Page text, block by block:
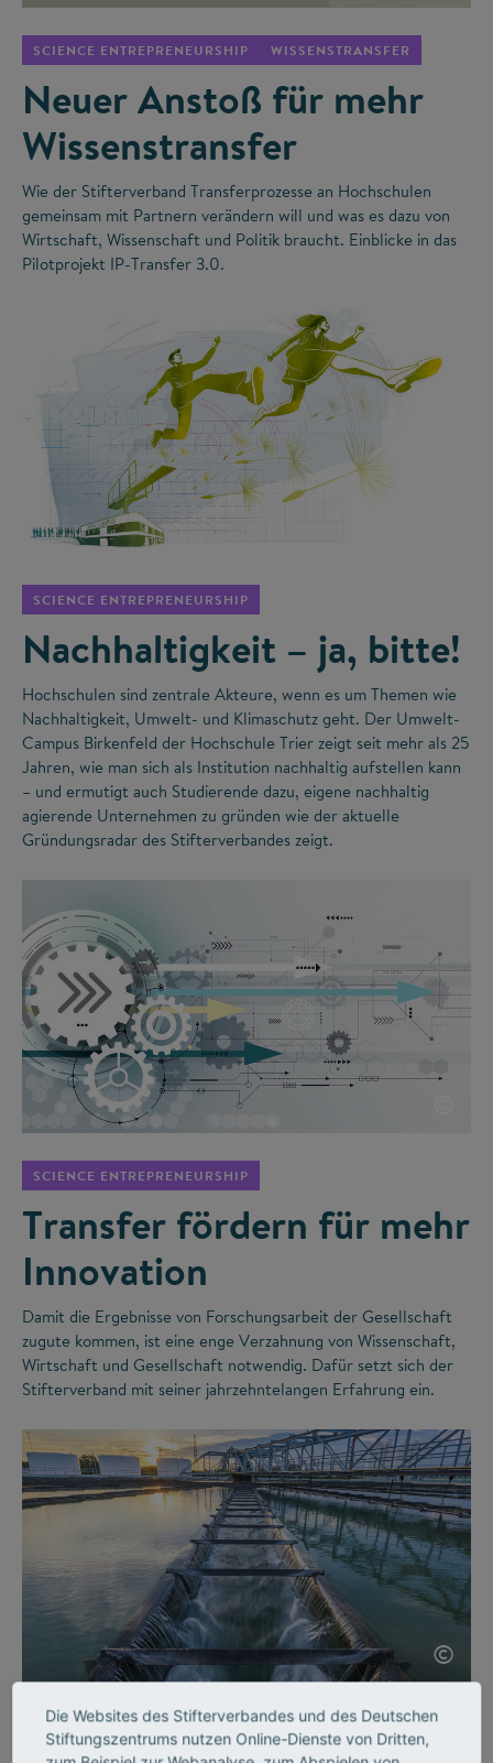
SCIENCE ENTREPRENEURSHIP WISSENSTRANSFER
Neuer Anstoß für mehr
Wissenstransfer
Wie der Stifterverband Transferprozesse an Hochschulen
gemeinsam mit Partnern verändern will und was es dazu von
Wirtschaft, Wissenschaft und Politik braucht. Einblicke in das
Pilotprojekt IP-Transfer 3.0.
SCIENCE ENTREPRENEURSHIP
Nachhaltigkeit – ja, bitte!
Hochschulen sind zentrale Akteure, wenn es um Themen wie
Nachhaltigkeit, Umwelt- und Klimaschutz geht. Der Umwelt-
Campus Birkenfeld der Hochschule Trier zeigt seit mehr als 25
Jahren, wie man sich als Institution nachhaltig aufstellen kann
– und ermutigt auch Studierende dazu, eigene nachhaltig
agierende Unternehmen zu gründen wie der aktuelle
Gründungsradar des Stifterverbandes zeigt.
SCIENCE ENTREPRENEURSHIP
Transfer fördern für mehr
Innovation
Damit die Ergebnisse von Forschungsarbeit der Gesellschaft
zugute kommen, ist eine enge Verzahnung von Wissenschaft,
Wirtschaft und Gesellschaft notwendig. Dafür setzt sich der
Stifterverband mit seiner jahrzehntelangen Erfahrung ein.
©
SCIENCE ENTREPRENEURSHIP
Die Websites des Stifterverbandes und des Deutschen
Stiftungszentrums nutzen Online-Dienste von Dritten,